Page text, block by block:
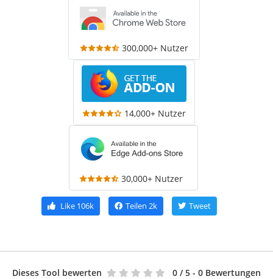
300,000+ Nutzer
14,000+ Nutzer
30,000+ Nutzer
Like 106k Teilen 2k Tweet
Dieses Tool bewerten 0 / 5 - 0 Bewertungen